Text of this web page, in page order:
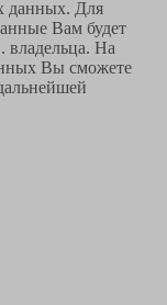
данных. Для
Вам будет
владельца. На
Вы сможете